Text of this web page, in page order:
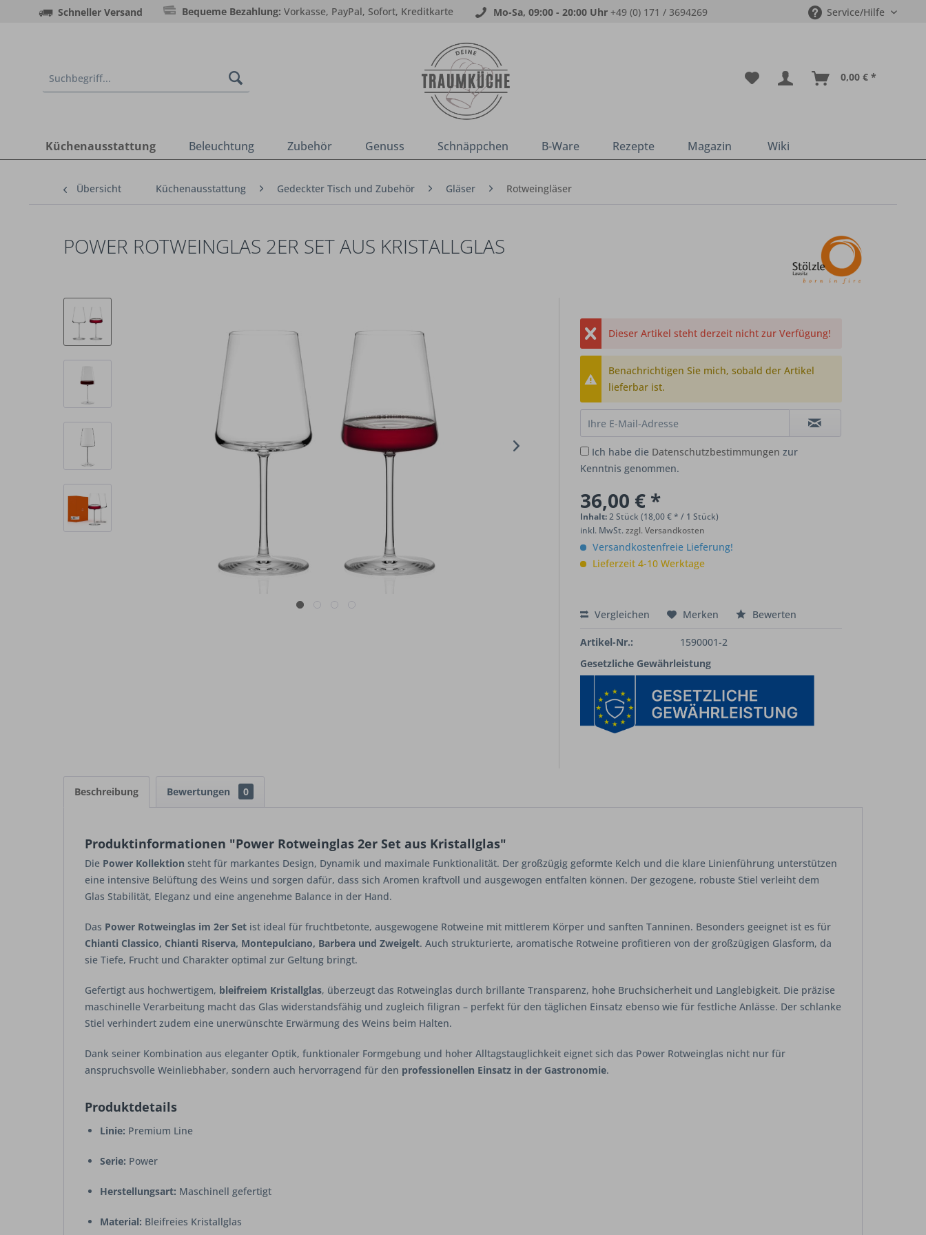
Schneller Versand Bequeme Bezahlung: Vorkasse, PayPal, Sofort, Kreditkarte Mo-Sa, 09:00 - 20:00 Uhr +49 (0) 171 / 3694269 Service/Hilfe
0,00 € *
Küchenausstattung Beleuchtung Zubehör Genuss Schnäppchen B-Ware Rezepte Magazin Wiki
Übersicht Küchenausstattung Gedeckter Tisch und Zubehör Gläser Rotweingläser
POWER ROTWEINGLAS 2ER SET AUS KRISTALLGLAS
Dieser Artikel steht derzeit nicht zur Verfügung!
Benachrichtigen Sie mich, sobald der Artikel
lieferbar ist.
Ich habe die Datenschutzbestimmungen zur
Kenntnis genommen.
36,00 € *
Inhalt:2 Stück (18,00 € * / 1 Stück)
inkl. MwSt.zzgl. Versandkosten
Versandkostenfreie Lieferung!
Lieferzeit 4-10 Werktage
Vergleichen Merken Bewerten
Artikel-Nr.:
1590001-2
Gesetzliche Gewährleistung
Beschreibung Bewertungen 0
Produktinformationen "Power Rotweinglas 2er Set aus Kristallglas"
Die Power Kollektion steht für markantes Design, Dynamik und maximale Funktionalität. Der großzügig geformte Kelch und die klare Linienführung unterstützen
eine intensive Belüftung des Weins und sorgen dafür, dass sich Aromen kraftvoll und ausgewogen entfalten können. Der gezogene, robuste Stiel verleiht dem
Glas Stabilität, Eleganz und eine angenehme Balance in der Hand.
Das Power Rotweinglas im 2er Set ist ideal für fruchtbetonte, ausgewogene Rotweine mit mittlerem Körper und sanften Tanninen. Besonders geeignet ist es für
Chianti Classico, Chianti Riserva, Montepulciano, Barbera und Zweigelt. Auch strukturierte, aromatische Rotweine profitieren von der großzügigen Glasform, da
sie Tiefe, Frucht und Charakter optimal zur Geltung bringt.
Gefertigt aus hochwertigem, bleifreiem Kristallglas, überzeugt das Rotweinglas durch brillante Transparenz, hohe Bruchsicherheit und Langlebigkeit. Die präzise
maschinelle Verarbeitung macht das Glas widerstandsfähig und zugleich filigran – perfekt für den täglichen Einsatz ebenso wie für festliche Anlässe. Der schlanke
Stiel verhindert zudem eine unerwünschte Erwärmung des Weins beim Halten.
Dank seiner Kombination aus eleganter Optik, funktionaler Formgebung und hoher Alltagstauglichkeit eignet sich das Power Rotweinglas nicht nur für
anspruchsvolle Weinliebhaber, sondern auch hervorragend für den professionellen Einsatz in der Gastronomie.
Produktdetails
Linie: Premium Line
Serie: Power
Herstellungsart: Maschinell gefertigt
Material: Bleifreies Kristallglas